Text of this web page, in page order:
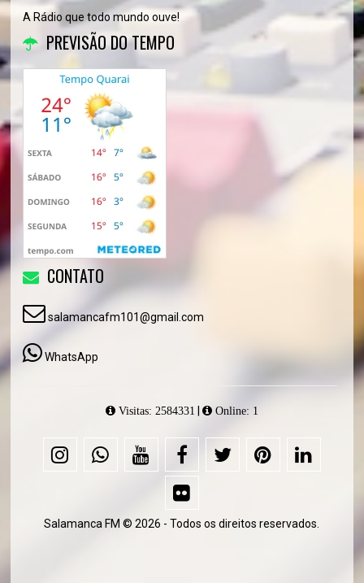
A Rádio que todo mundo ouve!
PREVISÃO DO TEMPO
CONTATO
salamancafm101@gmail.com
WhatsApp
Visitas: 2584331 Online: 1
Salamanca FM © 2026 - Todos os direitos reservados.